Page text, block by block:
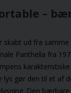
–
skabt ud fra
Panthella fra
gør den til et af
Den